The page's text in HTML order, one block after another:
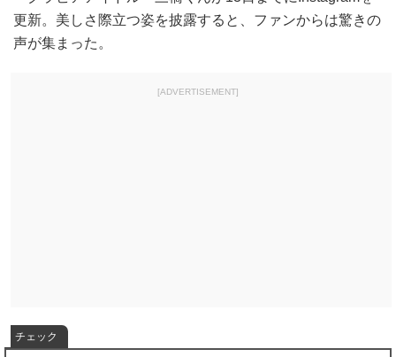
更新。美しさ際立つ姿を披露すると、ファンからは驚きの
声が集まった。
[ADVERTISEMENT]
チェック